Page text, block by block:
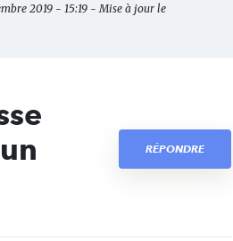
2019 - 15:19 - Mise à jour le
RÉPONDRE